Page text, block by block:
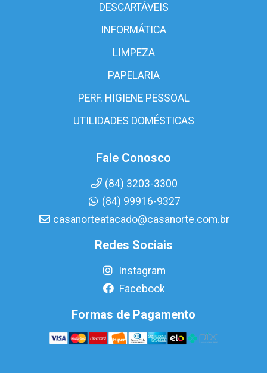
DESCARTÁVEIS
INFORMÁTICA
LIMPEZA
PAPELARIA
PERF. HIGIENE PESSOAL
UTILIDADES DOMÉSTICAS
Fale Conosco
(84) 3203-3300
(84) 99916-9327
casanorteatacado@casanorte.com.br
Redes Sociais
Instagram
Facebook
Formas de Pagamento